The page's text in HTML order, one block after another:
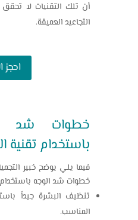
أن تلك التقنيات لا
التجاعيد العميقة.
احجز
خطوات شد
باستخدام تقنية
فيما يلي يوضح خبير
خطوات شد الوجه باستخدام
تنظيف البشرة جيداً
المناسب.